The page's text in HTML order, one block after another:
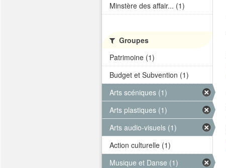
Minstère des affair... (1)
Groupes
Patrimoine (1)
Budget et Subvention (1)
Arts scéniques (1)
Arts plastiques (1)
Arts audio-visuels (1)
Action culturelle (1)
Musique et Danse (1)